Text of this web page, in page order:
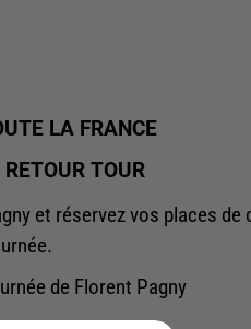
LA FRANCE
TOUR
et réservez vos places de
de Florent Pagny